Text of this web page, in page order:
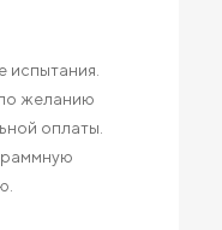
испытания.
желанию
оплаты.